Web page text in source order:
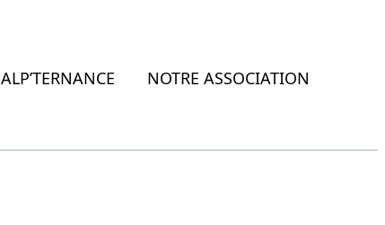
ALP’TERNANCE NOTRE ASSOCIATION